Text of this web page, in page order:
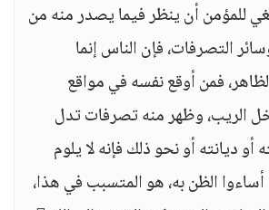
للمؤمن أن ينظر فيما يصدر منه من
التصرفات، فإن الناس إنما
فمن أوقع نفسه في مواقع
الريب، وظهر منه تصرفات تدل
ديانته أو نحو ذلك فإنه لا يلوم
الظن به، هو المتسبب في هذا،